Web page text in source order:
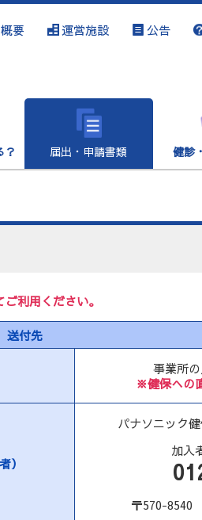
要 運営施設 公告
？ 届出・申請書類 健診
利用ください。
送付先
事業所
※健保への
）
パナソニック
加入
〒570-8540